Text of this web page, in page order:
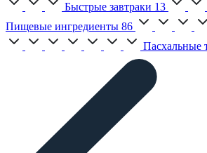
Быстрые завтраки 13
Пищевые ингредиенты 86
Пасхальные